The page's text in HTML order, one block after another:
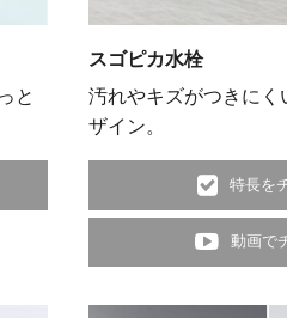
と
スゴピカ水栓
汚れやキズがつきにく
ザイン。
特長を
動画で